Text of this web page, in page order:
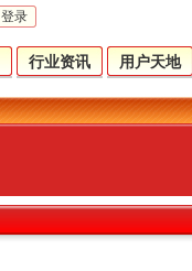
登录
行业资讯 用户天地